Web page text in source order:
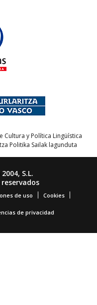
y Política Lingüística
Politika Sailak lagunduta
S.L.
de uso Cookies
de privacidad